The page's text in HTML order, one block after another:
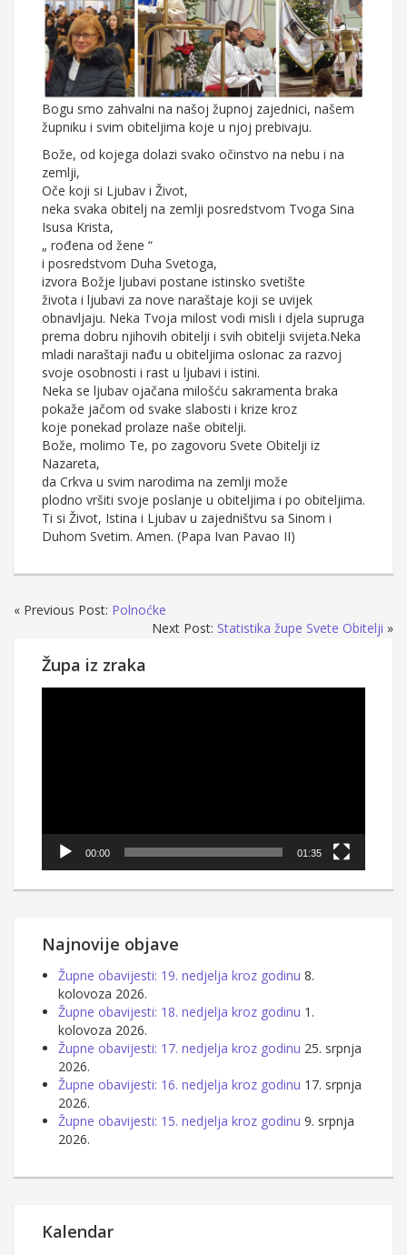
Bogu smo zahvalni na našoj župnoj zajednici, našem
župniku i svim obiteljima koje u njoj prebivaju.
Bože, od kojega dolazi svako očinstvo na nebu i na
zemlji,
Oče koji si Ljubav i Život,
neka svaka obitelj na zemlji posredstvom Tvoga Sina
Isusa Krista,
„ rođena od žene “
i posredstvom Duha Svetoga,
izvora Božje ljubavi postane istinsko svetište
života i ljubavi za nove naraštaje koji se uvijek
obnavljaju. Neka Tvoja milost vodi misli i djela supruga
prema dobru njihovih obitelji i svih obitelji svijeta.Neka
mladi naraštaji nađu u obiteljima oslonac za razvoj
svoje osobnosti i rast u ljubavi i istini.
Neka se ljubav ojačana milošću sakramenta braka
pokaže jačom od svake slabosti i krize kroz
koje ponekad prolaze naše obitelji.
Bože, molimo Te, po zagovoru Svete Obitelji iz
Nazareta,
da Crkva u svim narodima na zemlji može
plodno vršiti svoje poslanje u obiteljima i po obiteljima.
Ti si Život, Istina i Ljubav u zajedništvu sa Sinom i
Duhom Svetim. Amen. (Papa Ivan Pavao II)
« Previous Post: Polnoćke
Next Post: Statistika župe Svete Obitelji »
Župa iz zraka
00:00 01:35
Najnovije objave
Župne obavijesti: 19. nedjelja kroz godinu 8.
kolovoza 2026.
Župne obavijesti: 18. nedjelja kroz godinu 1.
kolovoza 2026.
Župne obavijesti: 17. nedjelja kroz godinu 25. srpnja
2026.
Župne obavijesti: 16. nedjelja kroz godinu 17. srpnja
2026.
Župne obavijesti: 15. nedjelja kroz godinu 9. srpnja
2026.
Kalendar